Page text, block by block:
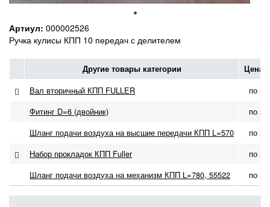
Артиул: 000002526
Ручка кулисы КПП 10 передач с делителем
Другие товары категории Цена
Вал вторичный КПП FULLER
по
Фитинг D=6 (двойник)
по
Шланг подачи воздуха на высшие передачи КПП L=570
по
Набор прокладок КПП Fuller
по
Шланг подачи воздуха на механизм КПП L=780, 55522
по